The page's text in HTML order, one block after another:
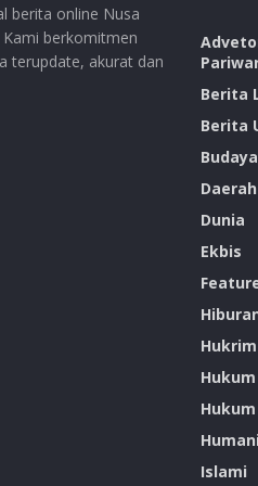
berita online Nusa
berkomitmen
terupdate, akurat dan
Berita
Berita
Budaya
Daerah
Dunia
Ekbis
Hukrim
Hukum
Islami